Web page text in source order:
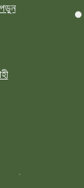
ভর্তি